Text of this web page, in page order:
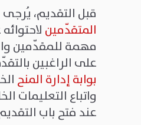
قبل التقديم،
المتقدّمين
مهمة للمقدّمين
على الراغبين
بوابة إدارة المنح
واتباع التعليمات
عند فتح باب